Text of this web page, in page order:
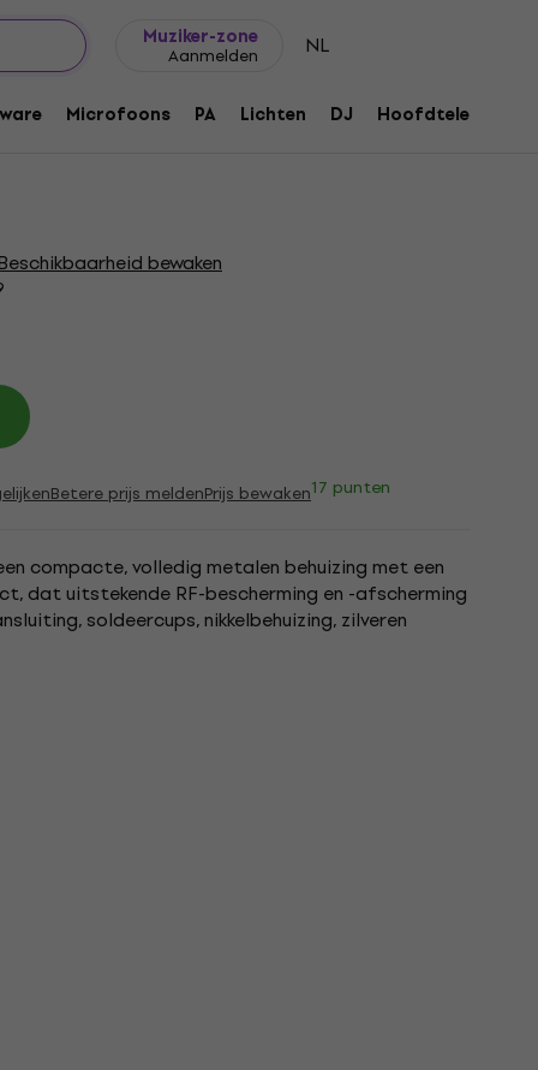
Muziker-zone
Aanmelden NL
Microfoons PA Lichten DJ Hoofdtelefoons
connector
bewaken
Betere prijs meldenPrijs bewaken17 punten
compacte, volledig metalen behuizing met een
dat uitstekende RF-bescherming en -afscherming
soldeercups, nikkelbehuizing, zilveren